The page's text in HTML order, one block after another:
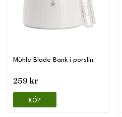
Mühle Blade Bank i porslin
259 kr
KÖP